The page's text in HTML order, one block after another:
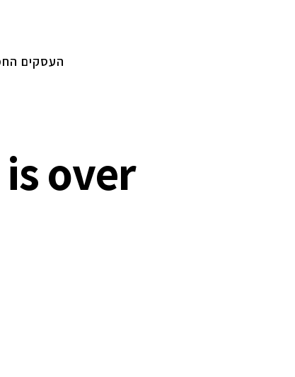
העסקים
over